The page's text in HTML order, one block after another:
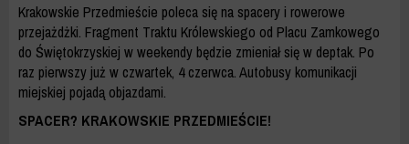
Krakowskie Przedmieście poleca się na spacery i rowerowe
przejażdżki. Fragment Traktu Królewskiego od Placu Zamkowego
do Świętokrzyskiej w weekendy będzie zmieniał się w deptak. Po
raz pierwszy już w czwartek, 4 czerwca. Autobusy komunikacji
miejskiej pojadą objazdami.
SPACER? KRAKOWSKIE PRZEDMIEŚCIE!